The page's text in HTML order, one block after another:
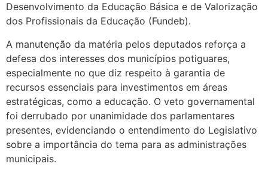
Desenvolvimento da Educação Básica e de Valorização
dos Profissionais da Educação (Fundeb).
A manutenção da matéria pelos deputados reforça a
defesa dos interesses dos municípios potiguares,
especialmente no que diz respeito à garantia de
recursos essenciais para investimentos em áreas
estratégicas, como a educação. O veto governamental
foi derrubado por unanimidade dos parlamentares
presentes, evidenciando o entendimento do Legislativo
sobre a importância do tema para as administrações
municipais.